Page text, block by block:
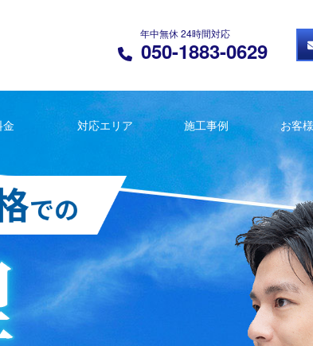
年中無休 24時間対応
050-1883-0629
金 対応エリア 施工事例 お客